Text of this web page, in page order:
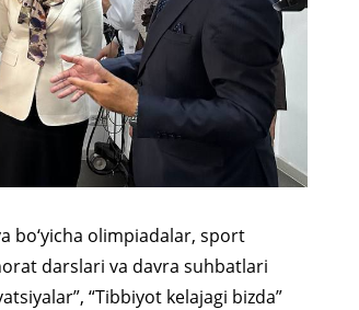
bo‘yicha olimpiadalar, sport
darslari va davra suhbatlari
“Tibbiyot kelajagi bizda”